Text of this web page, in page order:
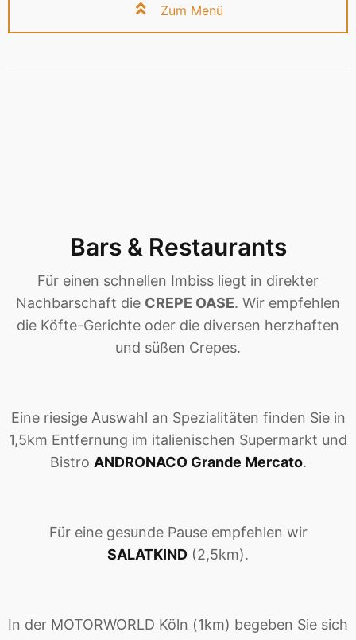
Zum Menü
Bars & Restaurants
Für einen schnellen Imbiss liegt in direkter
Nachbarschaft die CREPE OASE. Wir empfehlen
die Köfte-Gerichte oder die diversen herzhaften
und süßen Crepes.
Eine riesige Auswahl an Spezialitäten finden Sie in
1,5km Entfernung im italienischen Supermarkt und
Bistro ANDRONACO Grande Mercato.
Für eine gesunde Pause empfehlen wir
SALATKIND (2,5km).
In der MOTORWORLD Köln (1km) begeben Sie sich